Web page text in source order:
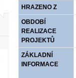
HRAZENO Z
OBDOBÍ
REALIZACE
PROJEKTŮ
ZÁKLADNÍ
INFORMACE